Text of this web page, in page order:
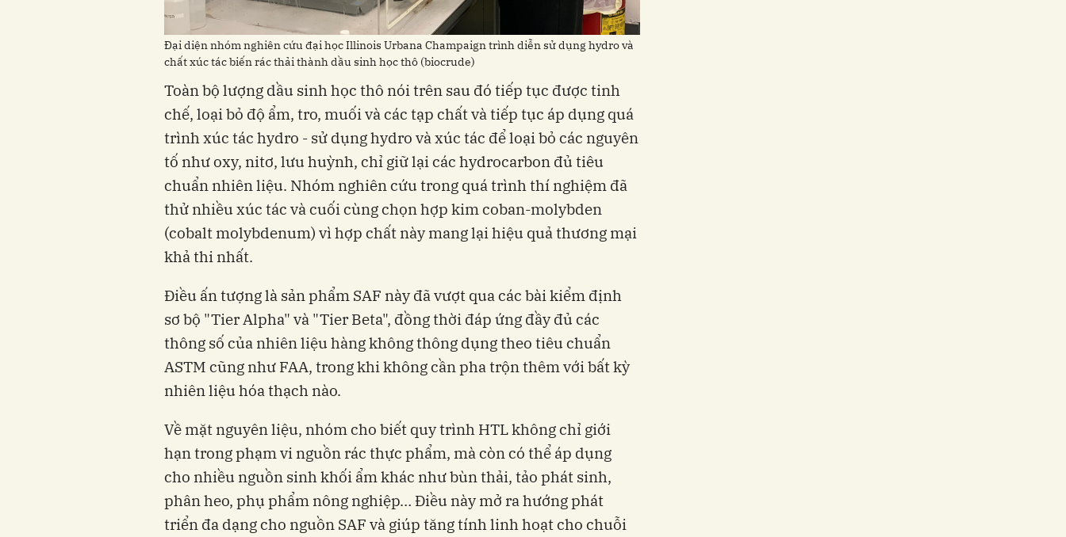
Đại diện nhóm nghiên cứu đại học Illinois Urbana Champaign trình diễn sử dụng hydro và
chất xúc tác biến rác thải thành dầu sinh học thô (biocrude)
Toàn bộ lượng dầu sinh học thô nói trên sau đó tiếp tục được tinh
chế, loại bỏ độ ẩm, tro, muối và các tạp chất và tiếp tục áp dụng quá
trình xúc tác hydro - sử dụng hydro và xúc tác để loại bỏ các nguyên
tố như oxy, nitơ, lưu huỳnh, chỉ giữ lại các hydrocarbon đủ tiêu
chuẩn nhiên liệu. Nhóm nghiên cứu trong quá trình thí nghiệm đã
thử nhiều xúc tác và cuối cùng chọn hợp kim coban-molybden
(cobalt molybdenum) vì hợp chất này mang lại hiệu quả thương mại
khả thi nhất.
Điều ấn tượng là sản phẩm SAF này đã vượt qua các bài kiểm định
sơ bộ "Tier Alpha" và "Tier Beta", đồng thời đáp ứng đầy đủ các
thông số của nhiên liệu hàng không thông dụng theo tiêu chuẩn
ASTM cũng như FAA, trong khi không cần pha trộn thêm với bất kỳ
nhiên liệu hóa thạch nào.
Về mặt nguyên liệu, nhóm cho biết quy trình HTL không chỉ giới
hạn trong phạm vi nguồn rác thực phẩm, mà còn có thể áp dụng
cho nhiều nguồn sinh khối ẩm khác như bùn thải, tảo phát sinh,
phân heo, phụ phẩm nông nghiệp… Điều này mở ra hướng phát
triển đa dạng cho nguồn SAF và giúp tăng tính linh hoạt cho chuỗi